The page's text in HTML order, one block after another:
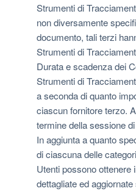
Strumenti di
non diversamente
documento, tali terzi
Strumenti di
Durata e scadenza dei
Strumenti di
a seconda di quanto
ciascun fornitore terzo.
termine della sessione
In aggiunta a quanto
di ciascuna delle
Utenti possono ottenere
dettagliate ed